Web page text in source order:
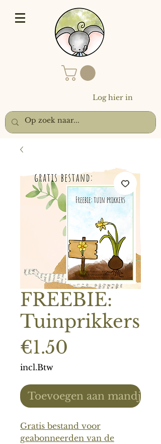
Log hier in
FREEBIE:
Tuinprikkers
€1.50
incl.Btw
Toevoegen aan mandje
Gratis bestand voor
geabonneerden van de